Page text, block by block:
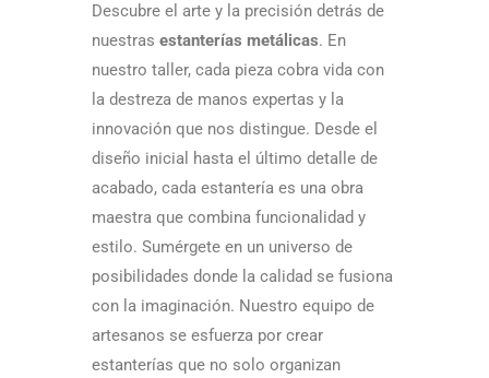
Descubre el arte y la precisión detrás de
nuestras estanterías metálicas. En
nuestro taller, cada pieza cobra vida con
la destreza de manos expertas y la
innovación que nos distingue. Desde el
diseño inicial hasta el último detalle de
acabado, cada estantería es una obra
maestra que combina funcionalidad y
estilo. Sumérgete en un universo de
posibilidades donde la calidad se fusiona
con la imaginación. Nuestro equipo de
artesanos se esfuerza por crear
estanterías que no solo organizan